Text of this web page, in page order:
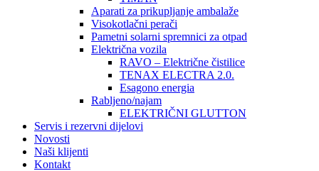
Aparati za prikupljanje ambalaže
Visokotlačni perači
Pametni solarni spremnici za otpad
Električna vozila
RAVO – Električne čistilice
TENAX ELECTRA 2.0.
Esagono energia
Rabljeno/najam
ELEKTRIČNI GLUTTON
Servis i rezervni dijelovi
Novosti
Naši klijenti
Kontakt